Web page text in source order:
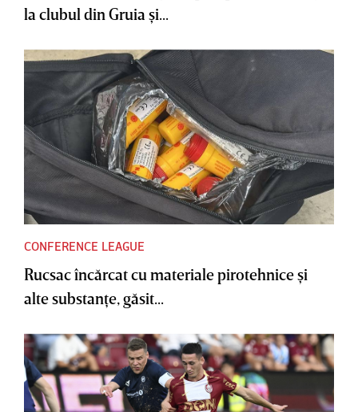
la clubul din Gruia şi...
CONFERENCE LEAGUE
Rucsac încărcat cu materiale pirotehnice şi
alte substanţe, găsit...